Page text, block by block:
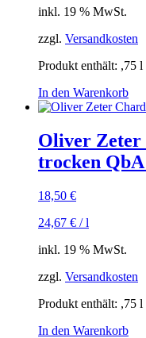
inkl. 19 % MwSt.
zzgl. Versandkosten
Produkt enthält: ,75 l
In den Warenkorb
Oliver Zeter
trocken QbA
18,50 €
24,67 € /l
inkl. 19 % MwSt.
zzgl. Versandkosten
Produkt enthält: ,75 l
In den Warenkorb